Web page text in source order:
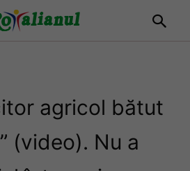
agricol bătut
(video). Nu a